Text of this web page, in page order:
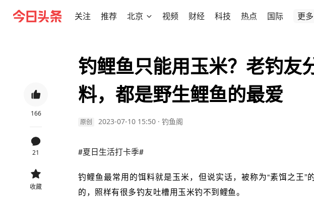
关注 推荐 北京 视频 财经 科技 热点 国际 更多
166
21
收藏
钓鲤鱼只能用玉米？老钓友
料，都是野生鲤鱼的最爱
原创 2023-07-10 15:50 · 钓鱼阁
#夏日生活打卡季#
钓鲤鱼最常用的饵料就是玉米，但说实话，被称为“素饵之王”
的，照样有很多钓友吐槽用玉米钓不到鲤鱼。